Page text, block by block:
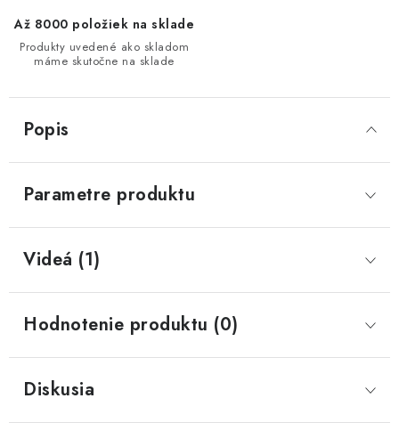
Až 8000 položiek na sklade
Produkty uvedené ako skladom
máme skutočne na sklade
Popis
Parametre produktu
Videá (1)
Hodnotenie produktu (0)
Diskusia